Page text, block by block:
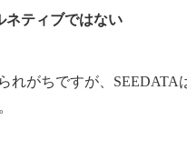
ティブではない
れがちですが、SEEDATA